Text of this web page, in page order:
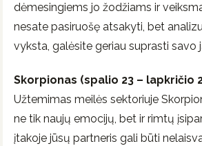
dėmesingiems jo žodžiams ir
nesate pasiruošę atsakyti, bet
vyksta, galėsite geriau suprasti savo
Skorpionas (spalio 23 – lapkričio
Užtemimas meilės sektoriuje
ne tik naujų emocijų, bet ir rimtų
įtakoje jūsų partneris gali būti